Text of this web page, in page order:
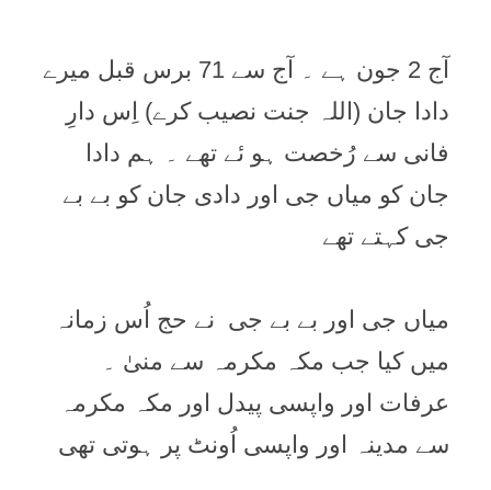
آج 2 جون ہے ۔ آج سے 71 برس قبل میرے
دادا جان (اللہ جنت نصیب کرے) اِس دارِ
فانی سے رُخصت ہو ئے تھے ۔ ہم دادا
جان کو میاں جی اور دادی جان کو بے بے
جی کہتے تھے
میاں جی اور بے بے جی نے حج اُس زمانہ
میں کیا جب مکہ مکرمہ سے منیٰ ۔
عرفات اور واپسی پیدل اور مکہ مکرمہ
سے مدینہ اور واپسی اُونٹ پر ہوتی تھی